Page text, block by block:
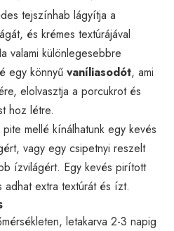
tejszínhab lágyítja a
és krémes textúrájával
valami különlegesebbre
egy könnyű vaníliasodót, ami
elolvasztja a porcukrot és
hoz létre.
mellé kínálhatunk egy kevés
vagy egy csipetnyi reszelt
ízvilágért. Egy kevés pirított
adhat extra textúrát és ízt.
letakarva 2-3 napig